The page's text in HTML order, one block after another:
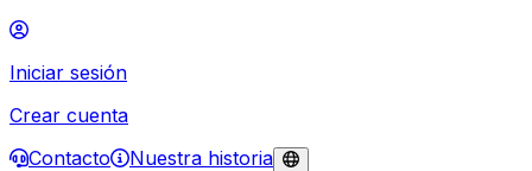
Iniciar sesión
Crear cuenta
Contacto
Nuestra historia